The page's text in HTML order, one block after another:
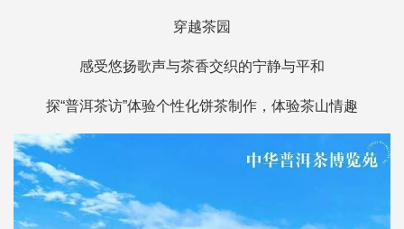
穿越茶园
感受悠扬歌声与茶香交织的宁静与平和
探“普洱茶访”体验个性化饼茶制作，体验茶山情趣